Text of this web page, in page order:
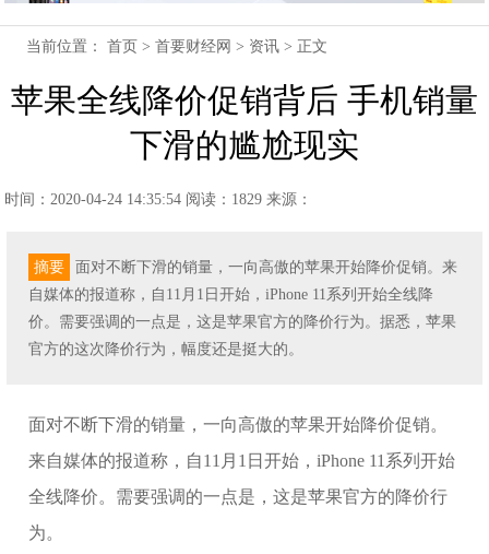
当前位置：首页 >首要财经网 > 资讯 > 正文
苹果全线降价促销背后 手机销量
下滑的尴尬现实
时间：2020-04-24 14:35:54 阅读：1829 来源：
摘要
面对不断下滑的销量，一向高傲的苹果开始降价促销。来
自媒体的报道称，自11月1日开始，iPhone 11系列开始全线降
价。需要强调的一点是，这是苹果官方的降价行为。据悉，苹果
官方的这次降价行为，幅度还是挺大的。
面对不断下滑的销量，一向高傲的苹果开始降价促销。
来自媒体的报道称，自11月1日开始，iPhone 11系列开始
全线降价。需要强调的一点是，这是苹果官方的降价行
为。